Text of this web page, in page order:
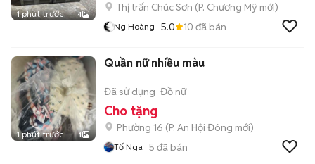
1 phút trước 4
Thị trấn Chúc Sơn (P. Chương Mỹ mới)
Ng Hoàng 5.0 10 đã bán
1 phút trước 1
Quần nữ nhiều màu
Đã sử dụng Đồ nữ
Cho tặng
Phường 16 (P. An Hội Đông mới)
Tố Nga 5 đã bán